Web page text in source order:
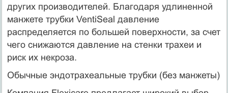
других производителей. Благодаря удлиненной
манжете трубки VentiSeal давление
распределяется по большей поверхности, за счет
чего снижаются давление на стенки трахеи и
риск их некроза.
Обычные эндотрахеальные трубки (без манжеты)